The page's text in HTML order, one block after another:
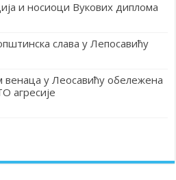
и носиоци Вукових диплома
слава у Лепосавићу
венаца у Леосавићу обележена
агресије